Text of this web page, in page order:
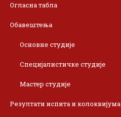
Огласна табла
Обавештења
Основне студије
Специјалистичке студије
Мастер студије
Резултати испита и колоквијума